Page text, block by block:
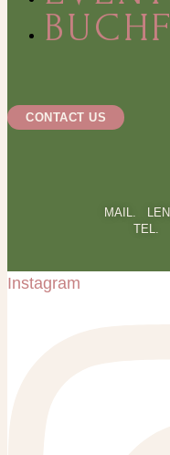
CONTACT US
MAIL.
TEL.
Instagram